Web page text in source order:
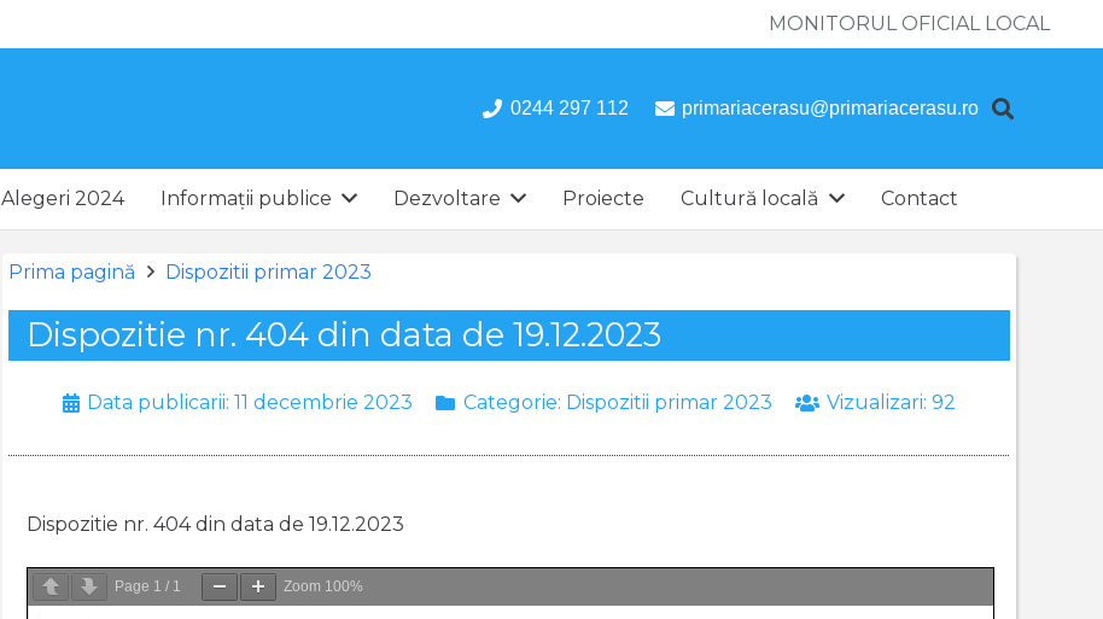
MONITORUL OFICIAL LOCAL
0244 297 112 primariacerasu@primariacerasu.ro
Alegeri 2024 Informații publice Dezvoltare Proiecte Cultură locală Contact
Prima pagină Dispozitii primar 2023
Dispozitie nr. 404 din data de 19.12.2023
Data publicarii:11 decembrie 2023 Categorie: Dispozitii primar 2023 Vizualizari:92
Dispozitie nr. 404 din data de 19.12.2023
Page 1 / 1 Zoom 100%